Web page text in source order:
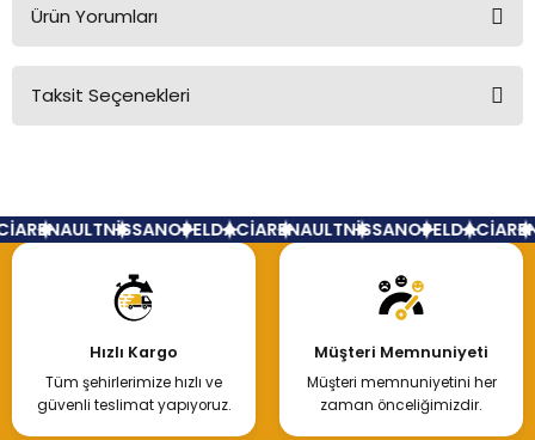
Ürün Yorumları
Bu ürüne ilk yorumu siz yapın!
Taksit Seçenekleri
RENAULTNİSSANOPELDACİARENAULTNİSSANOPELDACİA
Hızlı Kargo
Tüm şehirlerimize hızlı ve
güvenli teslimat yapıyoruz.
Müşteri Memnuniyeti
Müşteri memnuniyetini her
zaman önceliğimizdir.